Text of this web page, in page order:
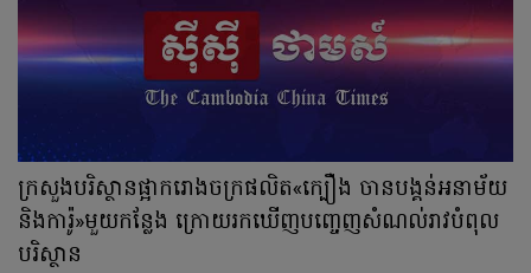
ក្រសួងបរិស្ថានផ្អាករោងចក្រផលិត«ក្បឿង ចានបង្គន់អនាម័យ
និងការ៉ូ»មួយកន្លែង ក្រោយរកឃើញបញ្ចេញសំណល់រាវបំពុល
បរិស្ថាន